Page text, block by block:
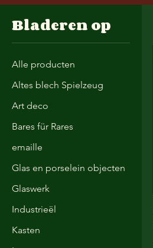
Bladeren op
Alle producten
Altes blech Spielzeug
Art deco
Bares für Rares
emaille
Glas en porselein objecten
Glaswerk
Industrieël
Kasten